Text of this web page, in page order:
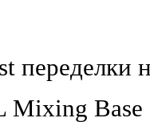
переделки
Mixing